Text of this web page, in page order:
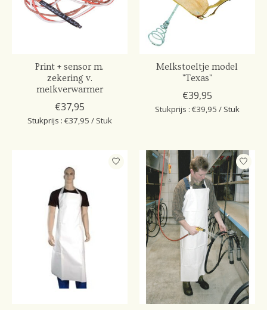
Print + sensor m.
zekering v.
melkverwarmer
€37,95
Stukprijs : €37,95 / Stuk
Melkstoeltje model
"Texas"
€39,95
Stukprijs : €39,95 / Stuk